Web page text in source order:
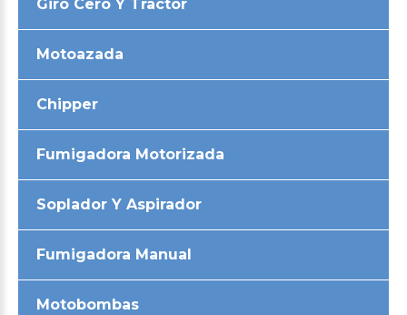
Giro Cero Y Tractor
Motoazada
Chipper
Fumigadora Motorizada
Soplador Y Aspirador
Fumigadora Manual
Motobombas